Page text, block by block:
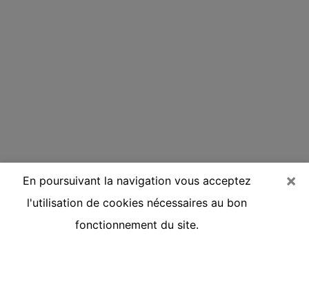
×
En poursuivant la navigation vous acceptez
l'utilisation de cookies nécessaires au bon
fonctionnement du site.